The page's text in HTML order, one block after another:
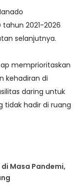
tahun 2021-2026
selanjutnya.
memprioritaskan
kehadiran di
daring untuk
tidak hadir di ruang
di Masa Pandemi,